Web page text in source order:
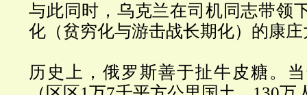
与此同时，乌克兰在司机同志带领
化（贫穷化与游击战长期化）的康
历史上，俄罗斯善于扯牛皮糖。